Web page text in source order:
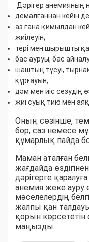
Дәрігер анемияның
демалғаннан кейін
аз ғана қимылдан
жиілеуін;
тері мен шырышты
бас ауруы, бас
шаштың түсуі,
құрғауын;
дәм мен иіс сезудің
жиі суық тию мен
Оның сөзінше,
бор, саз немесе
құмарлық пайда
Маман аталған
жағдайда
дәрігерге
анемия жеке ауру
мәселелердің
жалпы қан
қорын көрсететін
маңызды.